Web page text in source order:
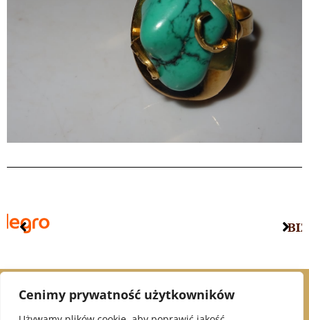
Cenimy prywatność użytkowników
© 2021 Alex Jubiler